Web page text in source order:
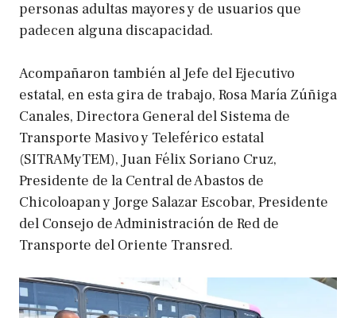
personas adultas mayores y de usuarios que
padecen alguna discapacidad.
Acompañaron también al Jefe del Ejecutivo
estatal, en esta gira de trabajo, Rosa María Zúñiga
Canales, Directora General del Sistema de
Transporte Masivo y Teleférico estatal
(SITRAMyTEM), Juan Félix Soriano Cruz,
Presidente de la Central de Abastos de
Chicoloapan y Jorge Salazar Escobar, Presidente
del Consejo de Administración de Red de
Transporte del Oriente Transred.